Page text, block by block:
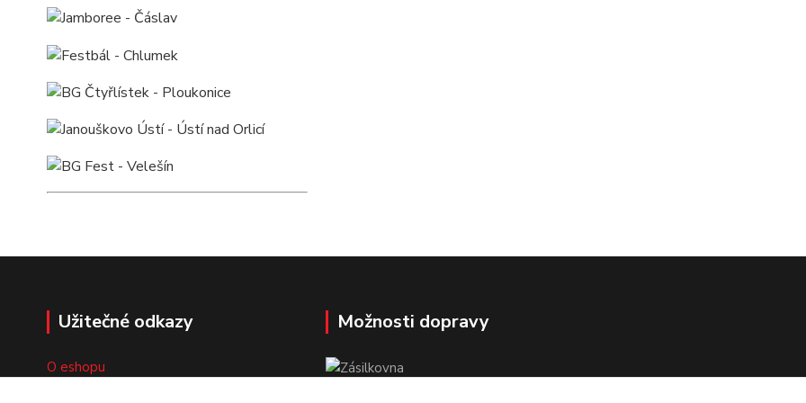
Užitečné odkazy
O eshopu
Možnosti dopravy